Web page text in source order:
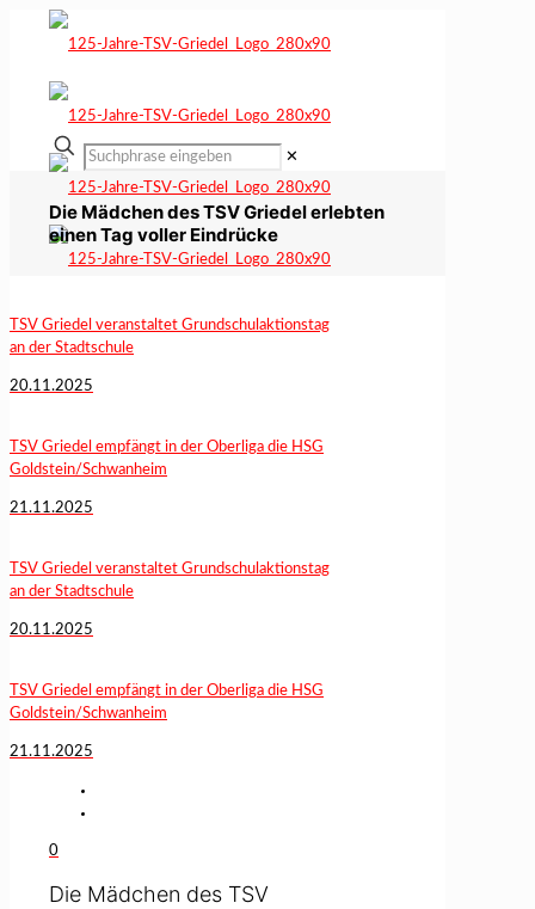
✕
Die Mädchen des TSV Griedel erlebten
einen Tag voller Eindrücke
TSV Griedel veranstaltet Grundschulaktionstag
an der Stadtschule
20.11.2025
TSV Griedel empfängt in der Oberliga die HSG
Goldstein/Schwanheim
21.11.2025
TSV Griedel veranstaltet Grundschulaktionstag
an der Stadtschule
20.11.2025
TSV Griedel empfängt in der Oberliga die HSG
Goldstein/Schwanheim
21.11.2025
0
Die Mädchen des TSV